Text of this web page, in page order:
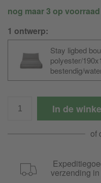
nog maar 3 op voorraad
1 ontwerp:
Stay ligbed
polyester/
bestendig/
In de
of
verzending